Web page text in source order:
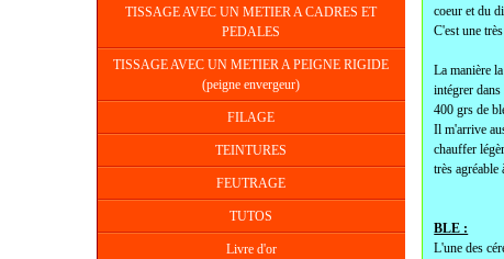
TISSAGE AVEC UN METIER A CADRES ET
PEDALES
TISSAGE AVEC UN METIER A PEIGNE RIGIDE
(peigne envergeur)
FILAGE
TEINTURES
FEUTRAGE
TUTOS
Livre d'or
coeur et du
C'est une
La manière
intégrer
400 grs de
Il m'arrive
chauffer
très agréable
BLE :
L'une des